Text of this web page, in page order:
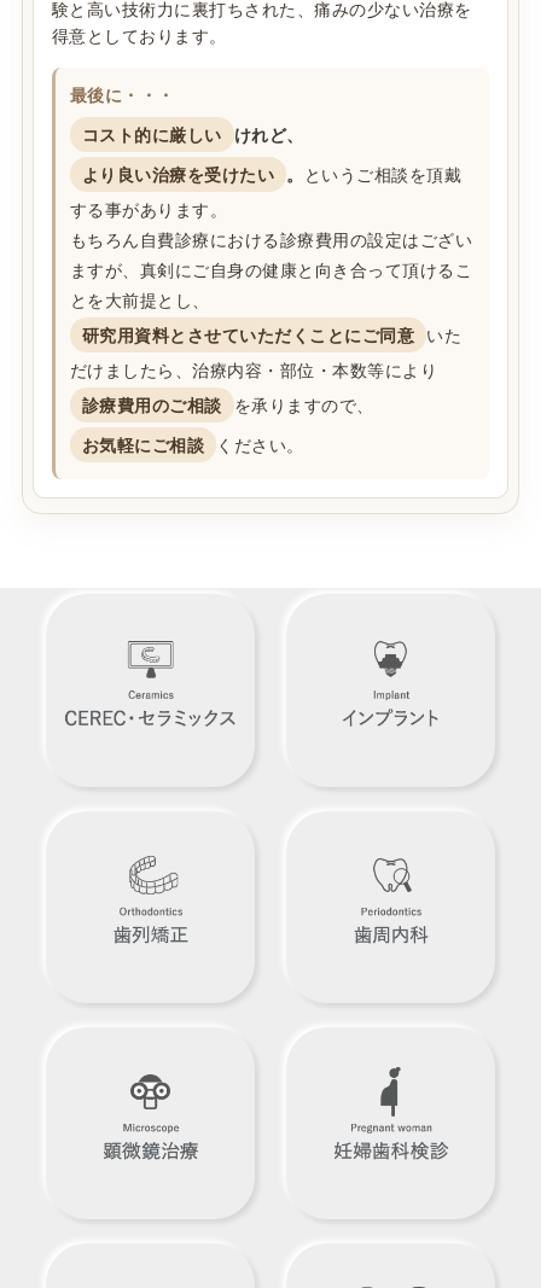
験と高い技術力に裏打ちされた、痛みの少ない治療を
得意としております。
最後に・・・
コスト的に厳しい けれど、
より良い治療を受けたい 。 というご相談を頂戴
する事があります。
もちろん自費診療における診療費用の設定はござい
ますが、真剣にご自身の健康と向き合って頂けるこ
とを大前提とし、
研究用資料とさせていただくことにご同意 いた
だけましたら、治療内容・部位・本数等により
診療費用のご相談 を承りますので、
お気軽にご相談
ください。